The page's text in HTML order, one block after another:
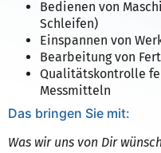
Bedienen von
Schleifen)
Einspannen von
Bearbeitung von
Qualitätskontrolle
Messmitteln
Das bringen Sie mit:
Was wir uns von Dir